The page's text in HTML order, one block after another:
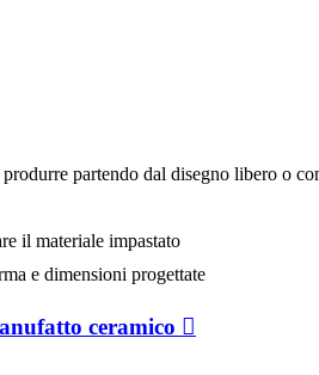
partendo dal disegno libero o
il materiale impastato
e dimensioni progettate
ceramico